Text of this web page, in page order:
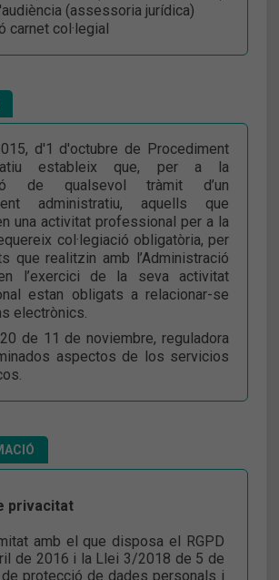
(assessoria jurídica)
carnet col·legial
d'1 d'octubre de Procediment
estableix que, per a la
de qualsevol tràmit d’un
administratiu, aquells que
una activitat professional per a la
col·legiació obligatòria, per
que realitzin amb l’Administració
l’exercici de la seva activitat
estan obligats a relacionar-se
electrònics.
de 11 de noviembre, reguladora
aspectos de los servicios
privacitat
amb el que disposa el RGPD
de 2016 i la Llei 3/2018 de 5 de
protecció de dades personals i